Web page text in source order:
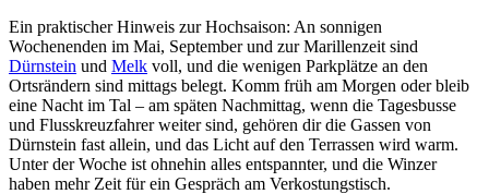
Ein praktischer Hinweis zur Hochsaison: An sonnigen
Wochenenden im Mai, September und zur Marillenzeit sind
Dürnstein und Melk voll, und die wenigen Parkplätze an den
Ortsrändern sind mittags belegt. Komm früh am Morgen oder bleib
eine Nacht im Tal – am späten Nachmittag, wenn die Tagesbusse
und Flusskreuzfahrer weiter sind, gehören dir die Gassen von
Dürnstein fast allein, und das Licht auf den Terrassen wird warm.
Unter der Woche ist ohnehin alles entspannter, und die Winzer
haben mehr Zeit für ein Gespräch am Verkostungstisch.